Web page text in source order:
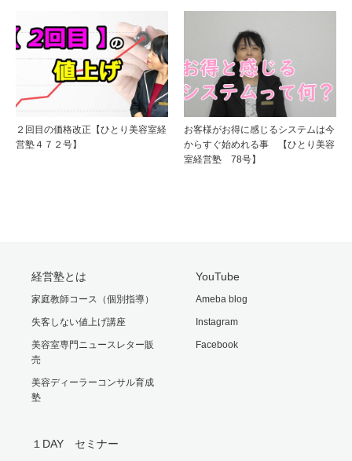
２回目の価格改正【ひとり美容室経
営塾４７２号】
お客様がお得に感じるシステムは今
からすぐ始めれる事 【ひとり美容
室経営塾 78号】
経営塾とは
家庭教師コース（個別指導）
失客しない値上げ講座
美容室専門ニュースレター販
売
美容ディーラーコンサル育成
塾
YouTube
Ameba blog
Instagram
Facebook
１DAY セミナー